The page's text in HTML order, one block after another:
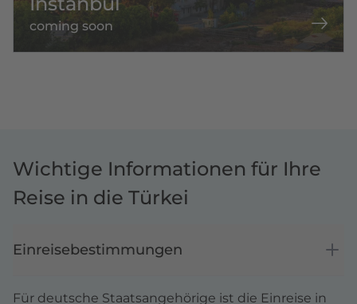
coming soon
Wichtige Informationen für Ihre
Reise in die Türkei
Einreisebestimmungen
Für deutsche Staatsangehörige ist die Einreise in